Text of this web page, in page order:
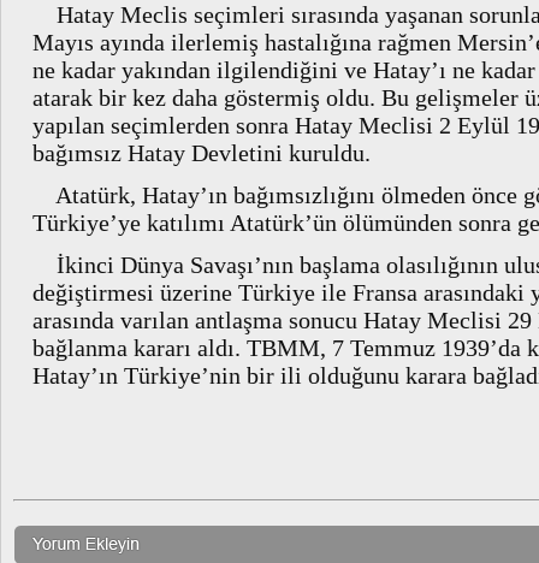
Hatay Meclis seçimleri sırasında yaşanan
Mayıs ayında ilerlemiş hastalığına rağmen
ne kadar yakından ilgilendiğini ve Hatay’ı ne
atarak bir kez daha göstermiş oldu. Bu gelişmeler
yapılan seçimlerden sonra Hatay Meclisi 2 Eylül
bağımsız Hatay Devletini kuruldu.
Atatürk, Hatay’ın bağımsızlığını ölmeden önce
Türkiye’ye katılımı Atatürk’ün ölümünden sonra
İkinci Dünya Savaşı’nın başlama olasılığının
değiştirmesi üzerine Türkiye ile Fransa arasındaki
arasında varılan antlaşma sonucu Hatay Meclisi
bağlanma kararı aldı. TBMM, 7 Temmuz
Hatay’ın Türkiye’nin bir ili olduğunu karara